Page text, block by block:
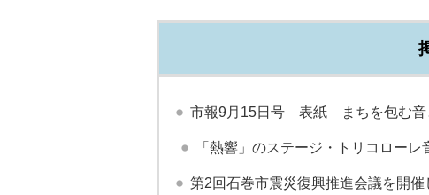
市報9月15日号 表紙 まちを包む音
「熱響」のステージ・トリコローレ
第2回石巻市震災復興推進会議を開催